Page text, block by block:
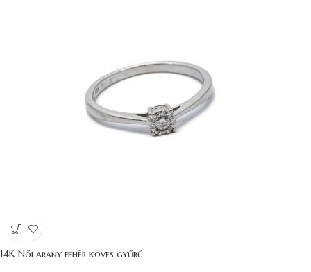
14K Női arany fehér köves gyűrű